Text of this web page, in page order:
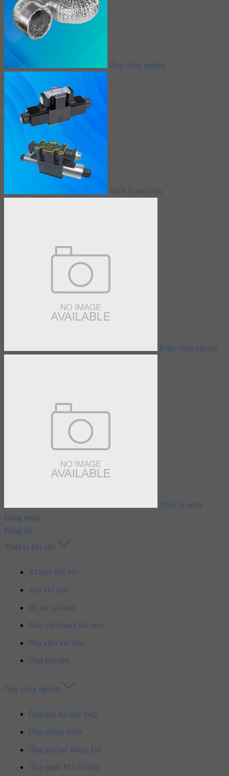
Ống công nghiệp
Thiết bị thủy lực
Điện công nghiệp
Thiết bị nước
Đăng nhập
Đăng ký
Thiết bị khí nén
Xi lanh khí nén
Van khí nén
Bộ lọc khí nén
Đầu nối nhanh khí nén
Phụ kiện khí nén
Ống khí nén
Ống công nghiệp
Ống hút bụi gân thép
Ống nhôm nhún
Ống gió bạc thông khí
Ống nhựa PU lõi thép